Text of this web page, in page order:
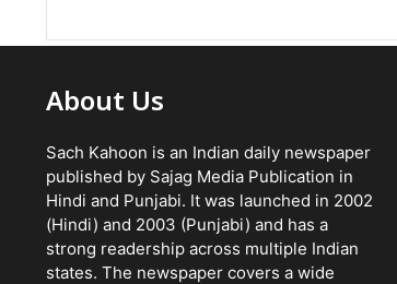
About Us
Sach Kahoon is an Indian daily newspaper
published by Sajag Media Publication in
Hindi and Punjabi. It was launched in 2002
(Hindi) and 2003 (Punjabi) and has a
strong readership across multiple Indian
states. The newspaper covers a wide